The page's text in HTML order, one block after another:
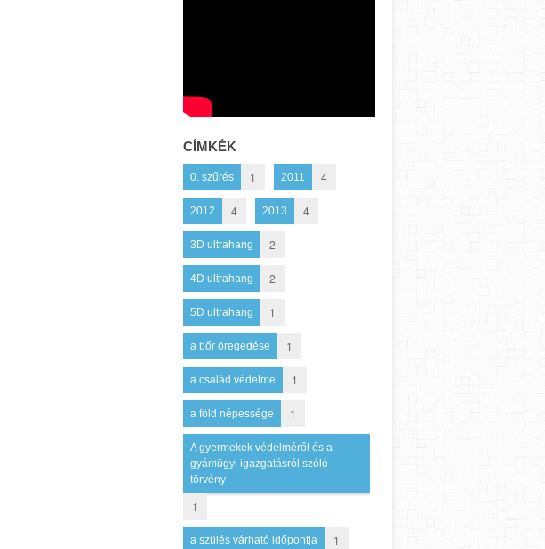
CÍMKÉK
0. szűrés 1 2011 4
2012 4 2013 4
3D ultrahang 2
4D ultrahang 2
5D ultrahang 1
a bőr öregedése 1
a család védelme 1
a föld népessége 1
A gyermekek védelméről és a
gyámügyi igazgatásról szóló
törvény
1
a szülés várható időpontja 1